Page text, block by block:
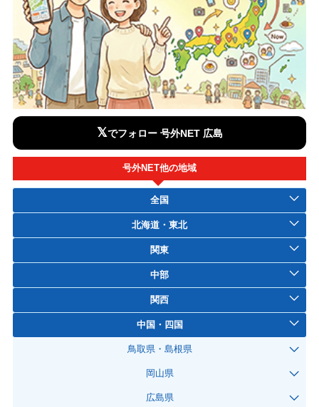
𝕏でフォロー 号外NET 広島
号外NET他の地域
全国
北海道・東北
関東
中部
関西
中国・四国
鳥取県・島根県
岡山県
広島県